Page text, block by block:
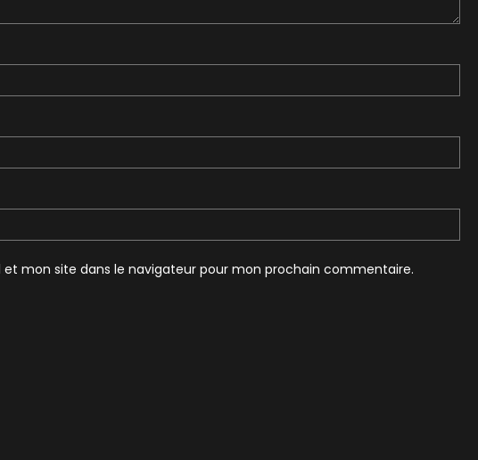
mon site dans le navigateur pour mon prochain commentaire.